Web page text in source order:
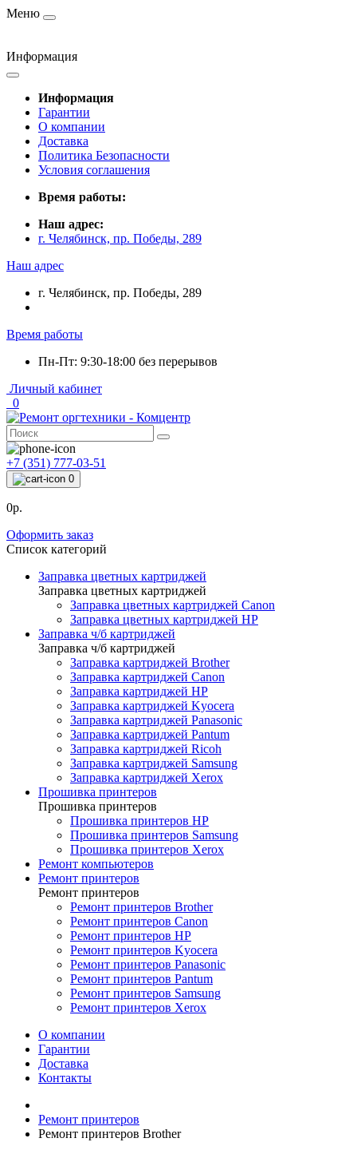
Меню
Информация
Информация
Гарантии
О компании
Доставка
Политика Безопасности
Условия соглашения
Время работы:
Наш адрес:
г. Челябинск, пр. Победы, 289
Наш адрес
г. Челябинск, пр. Победы, 289
Время работы
Пн-Пт: 9:30-18:00 без перерывов
Личный кабинет
0
+7 (351) 777-03-51
0
0р.
Оформить заказ
Список категорий
Заправка цветных картриджей
Заправка цветных картриджей
Заправка цветных картриджей Canon
Заправка цветных картриджей HP
Заправка ч/б картриджей
Заправка ч/б картриджей
Заправка картриджей Brother
Заправка картриджей Canon
Заправка картриджей HP
Заправка картриджей Kyocera
Заправка картриджей Panasonic
Заправка картриджей Pantum
Заправка картриджей Ricoh
Заправка картриджей Samsung
Заправка картриджей Xerox
Прошивка принтеров
Прошивка принтеров
Прошивка принтеров HP
Прошивка принтеров Samsung
Прошивка принтеров Xerox
Ремонт компьютеров
Ремонт принтеров
Ремонт принтеров
Ремонт принтеров Brother
Ремонт принтеров Canon
Ремонт принтеров HP
Ремонт принтеров Kyocera
Ремонт принтеров Panasonic
Ремонт принтеров Pantum
Ремонт принтеров Samsung
Ремонт принтеров Xerox
О компании
Гарантии
Доставка
Контакты
Ремонт принтеров
Ремонт принтеров Brother